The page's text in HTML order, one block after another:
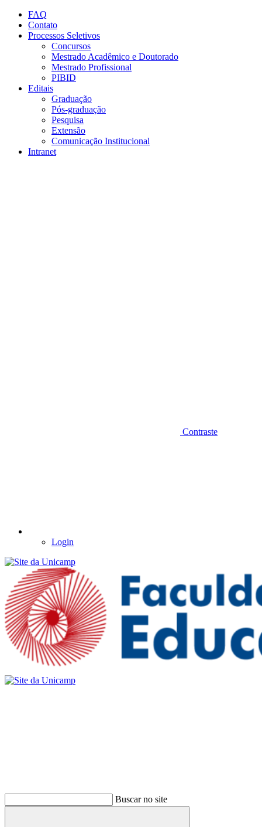
Conteúdo principal
FAQ
Contato
Processos Seletivos
Concursos
Mestrado Acadêmico e Doutorado
Mestrado Profissional
PIBID
Editais
Graduação
Pós-graduação
Pesquisa
Extensão
Comunicação Institucional
Intranet
Contraste
Login
Buscar no site